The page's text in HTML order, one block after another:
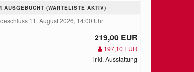
AUSGEBUCHT (WARTELISTE AKTIV)
11. August 2026, 14:00 Uhr
219,00 EUR
197,10 EUR
inkl. Ausstattung